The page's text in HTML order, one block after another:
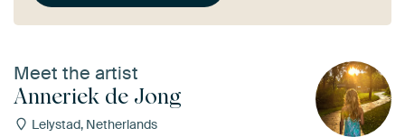
Meet the artist
Anneriek de Jong
Lelystad, Netherlands